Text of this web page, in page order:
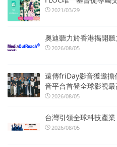
2021/03/29
奧迪聽力於香港揭開
2026/08/05
遠傳friDay影音獲邀
音平台首登全球影視
2026/08/05
台灣引領全球科技產
2026/08/05